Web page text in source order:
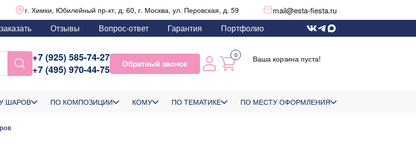
г. Химки, Юбилейный пр-кт, д. 60, г. Москва, ул. Перовская, д. 59 mail@esta-fiesta.ru
Отзывы Вопрос-ответ Гарантия Портфолио
+7 (925) 585-74-27
+7 (495) 970-44-75
Обратный звонок
0 Ваша корзина пуста!
ШАРОВ ПО КОМПОЗИЦИИ КОМУ ПО ТЕМАТИКЕ ПО МЕСТУ ОФОРМЛЕНИЯ